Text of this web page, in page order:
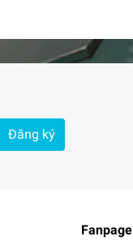
Đăng ký
Fanpage